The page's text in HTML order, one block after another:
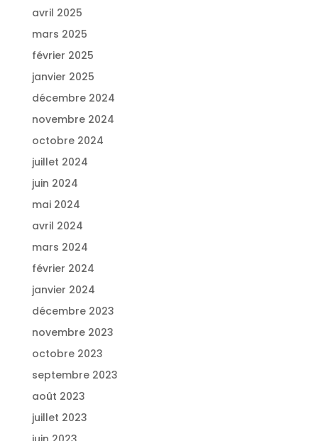
avril 2025
mars 2025
février 2025
janvier 2025
décembre 2024
novembre 2024
octobre 2024
juillet 2024
juin 2024
mai 2024
avril 2024
mars 2024
février 2024
janvier 2024
décembre 2023
novembre 2023
octobre 2023
septembre 2023
août 2023
juillet 2023